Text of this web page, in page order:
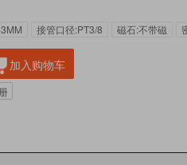
接管口径:PT3/8 磁石:不带磁
加入购物车